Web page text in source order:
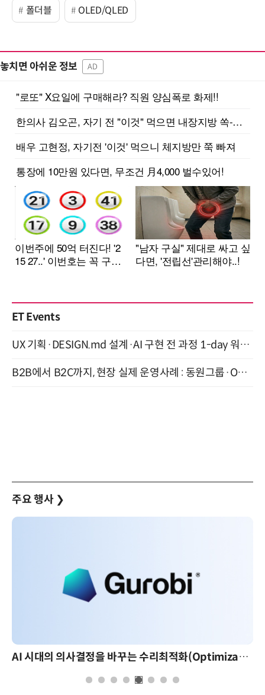
폴더블 OLED/QLED
놓치면 아쉬운 정보 AD
ET Events
UX 기획·DESIGN.md 설계·AI 구현 전 과정 1-day 워크숍 with Claude Code·Codex 9월 15일 개최
B2B에서 B2C까지, 현장 실제 운영사례 : 동원그룹·OCI·다이닝브랜즈그룹·당근 (8/27)
주요 행사 ❯
AI 시대의 의사결정을 바꾸는 수리최적화(Optimization): 실제 산업 적용 사례와 활용 전략